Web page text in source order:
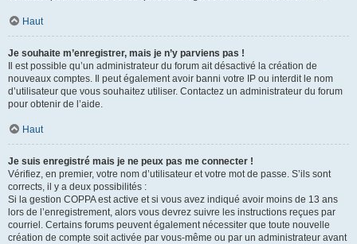
Haut
Je souhaite m’enregistrer, mais je n’y parviens pas !
Il est possible qu’un administrateur du forum ait désactivé la création de
nouveaux comptes. Il peut également avoir banni votre IP ou interdit le nom
d’utilisateur que vous souhaitez utiliser. Contactez un administrateur du forum
pour obtenir de l’aide.
Haut
Je suis enregistré mais je ne peux pas me connecter !
Vérifiez, en premier, votre nom d’utilisateur et votre mot de passe. S’ils sont
corrects, il y a deux possibilités :
Si la gestion COPPA est active et si vous avez indiqué avoir moins de 13 ans
lors de l’enregistrement, alors vous devrez suivre les instructions reçues par
courriel. Certains forums peuvent également nécessiter que toute nouvelle
création de compte soit activée par vous-même ou par un administrateur avant